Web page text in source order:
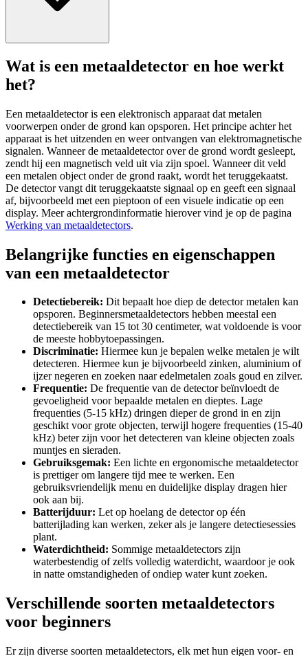
Wat is een metaaldetector en hoe werkt
het?
Een metaaldetector is een elektronisch apparaat dat metalen
voorwerpen onder de grond kan opsporen. Het principe achter het
apparaat is het uitzenden en weer ontvangen van elektromagnetische
signalen. Wanneer de metaaldetector over de grond wordt gesleept,
zendt hij een magnetisch veld uit via zijn spoel. Wanneer dit veld
een metalen object onder de grond raakt, wordt het teruggekaatst.
De detector vangt dit teruggekaatste signaal op en geeft een signaal
af, bijvoorbeeld met een pieptoon of een visuele indicatie op een
display. Meer achtergrondinformatie hierover vind je op de pagina
Werking van metaaldetectors.
Belangrijke functies en eigenschappen
van een metaaldetector
Detectiebereik: Dit bepaalt hoe diep de detector metalen kan
opsporen. Beginnersmetaaldetectors hebben meestal een
detectiebereik van 15 tot 30 centimeter, wat voldoende is voor
de meeste hobbytoepassingen.
Discriminatie: Hiermee kun je bepalen welke metalen je wilt
detecteren. Hiermee kun je bijvoorbeeld zinken, aluminium of
ijzer negeren en zoeken naar edelmetalen zoals goud en zilver.
Frequentie: De frequentie van de detector beïnvloedt de
gevoeligheid voor bepaalde metalen en dieptes. Lage
frequenties (5-15 kHz) dringen dieper de grond in en zijn
geschikt voor grote objecten, terwijl hogere frequenties (15-40
kHz) beter zijn voor het detecteren van kleine objecten zoals
muntjes en sieraden.
Gebruiksgemak: Een lichte en ergonomische metaaldetector
is prettiger om langere tijd mee te werken. Een
gebruiksvriendelijk menu en duidelijke display dragen hier
ook aan bij.
Batterijduur: Let op hoelang de detector op één
batterijlading kan werken, zeker als je langere detectiesessies
plant.
Waterdichtheid: Sommige metaaldetectors zijn
waterbestendig of zelfs volledig waterdicht, waardoor je ook
in natte omstandigheden of ondiep water kunt zoeken.
Verschillende soorten metaaldetectors
voor beginners
Er zijn diverse soorten metaaldetectors, elk met hun eigen voor- en